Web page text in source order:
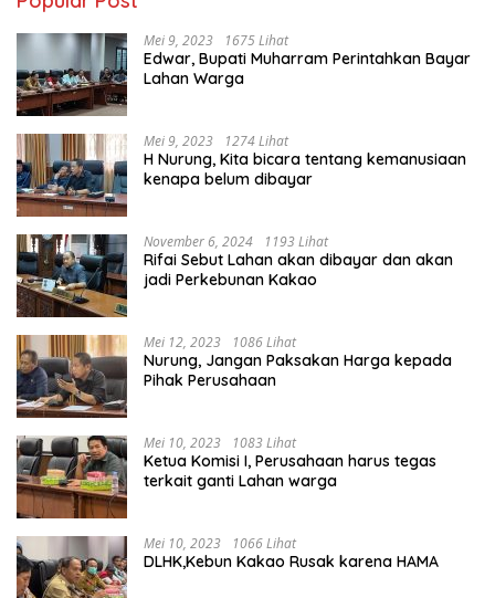
Mei 9, 2023 1675 Lihat
Edwar, Bupati Muharram Perintahkan Bayar
Lahan Warga
Mei 9, 2023 1274 Lihat
H Nurung, Kita bicara tentang kemanusiaan
kenapa belum dibayar
November 6, 2024 1193 Lihat
Rifai Sebut Lahan akan dibayar dan akan
jadi Perkebunan Kakao
Mei 12, 2023 1086 Lihat
Nurung, Jangan Paksakan Harga kepada
Pihak Perusahaan
Mei 10, 2023 1083 Lihat
Ketua Komisi I, Perusahaan harus tegas
terkait ganti Lahan warga
Mei 10, 2023 1066 Lihat
DLHK,Kebun Kakao Rusak karena HAMA